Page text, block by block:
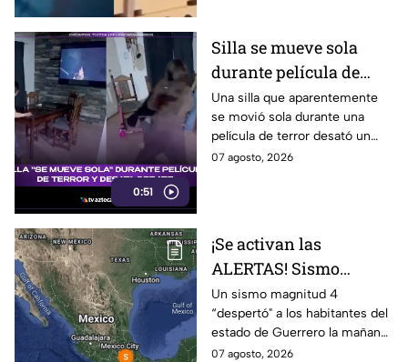
0:51
Silla se mueve sola
durante película de
terror y se vuelve viral
Una silla que aparentemente
se movió sola durante una
película de terror desató un
intenso debate entre usuarios
07 agosto, 2026
¡Se activan las
ALERTAS! Sismo
despierta a Guerrero
hoy viernes; ¿Se
percibió en Puebla?
Un sismo magnitud 4
“despertó" a los habitantes del
estado de Guerrero la mañana
de hoy viernes 7 de agosto de
07 agosto, 2026